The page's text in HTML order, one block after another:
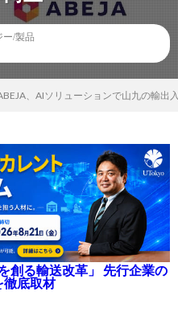
ー/製品
、AIソリューションで山九の輸出
創る輸送改革」 先行企業の
徹底取材